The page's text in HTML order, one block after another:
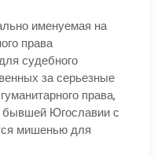
именуемая на
права
судебного
за серьезные
права,
бывшей Югославии с
мишенью для